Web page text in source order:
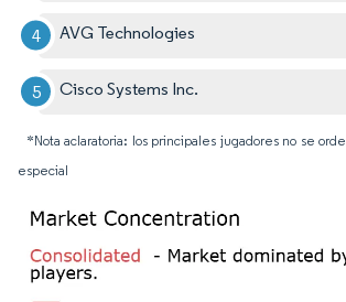
AVG Technologies
Cisco Systems Inc.
*Nota aclaratoria: los principales jugadores no se
especial